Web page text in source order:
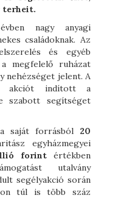
terheit.
nagy anyagi
családoknak. Az
és egyéb
megfelelő ruházat
nehézséget jelent. A
akciót indított a
szabott segítséget
saját forrásból 20
egyházmegyei
forint értékben
utalvány
segélyakció során
túl is több száz